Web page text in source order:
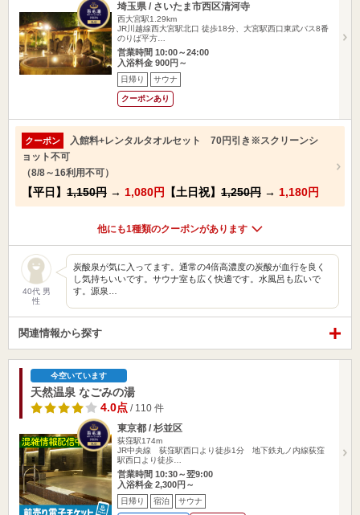
埼玉県 / さいたま市西区清河寺
西大宮駅1.29km
JR川越線西大宮駅北口 徒歩18分、大宮駅西口東武バス8番
のりば平方…
営業時間 10:00～24:00
入浴料金 900円～
日帰り サウナ
クーポンあり
クーポン
入館料+レンタルタオルセット 70円引き※スクリーンシ
ョット不可
（8/8～16利用不可）
【平日】 1,150円 → 1,080円 【土日祝】 1,250円 → 1,180円
他にも1種類のクーポンがあります
40代 男
性
炭酸泉が気に入ってます。通常の4倍高濃度の炭酸が血行を良く
し気持ちいいです。サウナ室も広く快適です。水風呂も広いで
す。源泉…
関連情報から探す
今空いています
天然温泉 なごみの湯
4.0点 / 110 件
東京都 / 杉並区
荻窪駅174m
JR中央線 荻窪駅西口より徒歩1分 地下鉄丸ノ内線荻窪
駅西口より徒歩…
営業時間 10:30～翌9:00
入浴料金 2,300円～
日帰り 宿泊 サウナ